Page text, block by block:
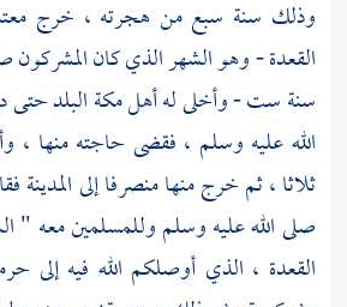
وذلك سنة سبع من هجرته ، خرج
القعدة - وهو الشهر الذي كان
سنة ست - وأخلى له أهلمكةالبلد
الله عليه وسلم ، فقضى حاجته منها ،
ثلاثا ، ثم خرج منها منصرفا إلىالمدينة
صلى الله عليه وسلم وللمسلمين معه "
القعدة ، الذي أوصلكم الله فيه إلى